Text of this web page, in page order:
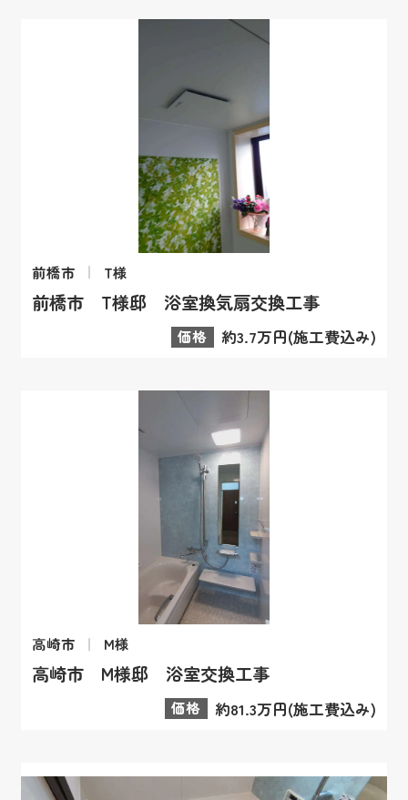
前橋市 T様
前橋市 T様邸 浴室換気扇交換工事
価格 約3.7万円(施工費込み)
高崎市 M様
高崎市 M様邸 浴室交換工事
価格 約81.3万円(施工費込み)